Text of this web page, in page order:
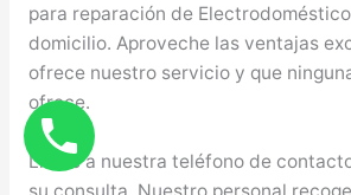
para reparación de
domicilio. Aproveche las ventajas
ofrece nuestro servicio y que
ofrece.
Llame a nuestra teléfono de